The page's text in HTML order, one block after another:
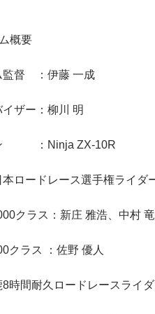
概要
監督 ：伊藤 一成
イザー：柳川 明
：Ninja ZX-10R
本ロードレース選手権ライダ
クラス：新庄 雅浩、中村
クラス ：佐野 優人
8時間耐久ロードレースライダ